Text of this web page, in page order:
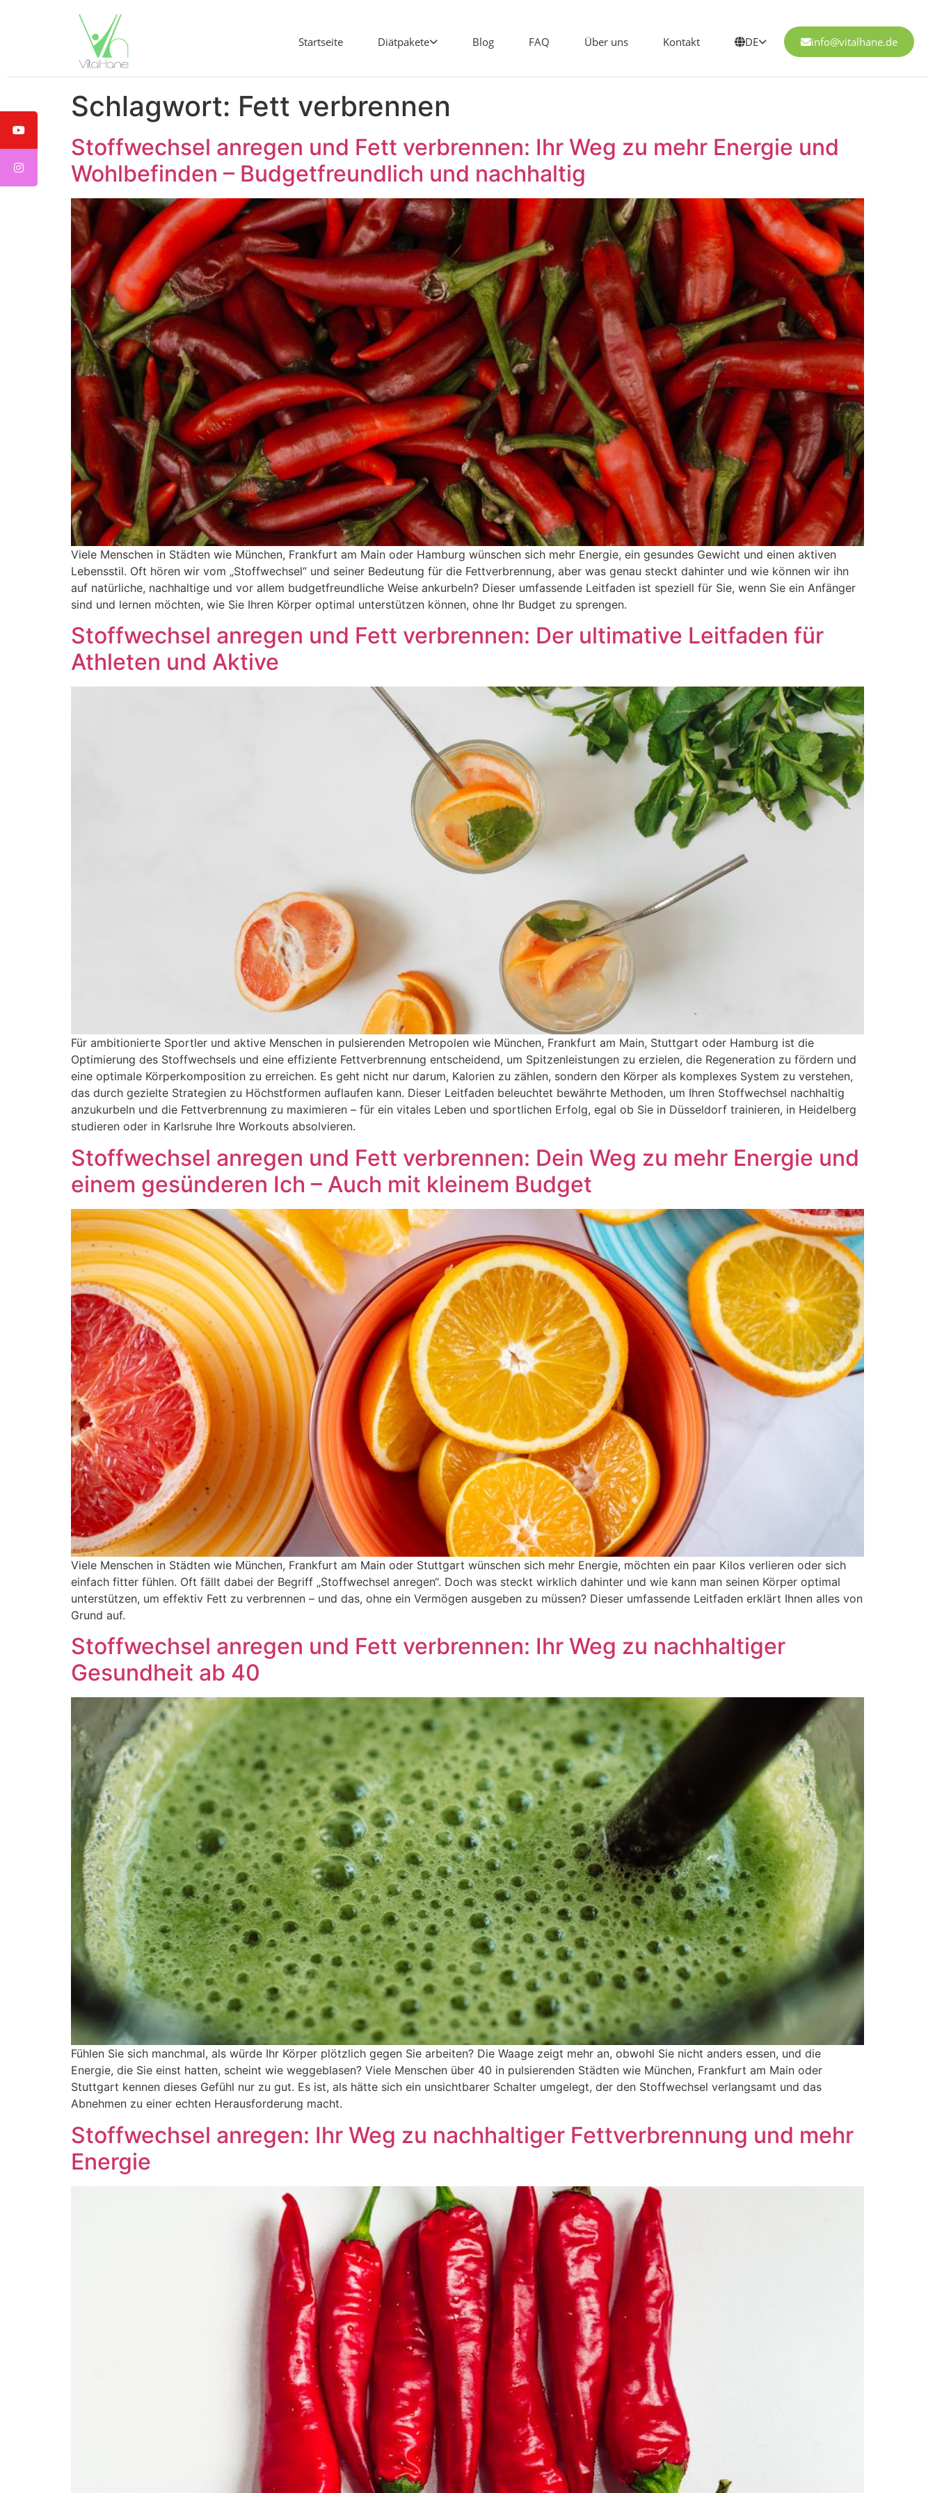
Startseite Diätpakete Blog FAQ Über uns Kontakt DE info@vitalhane.de
Schlagwort: Fett verbrennen
Stoffwechsel anregen und Fett verbrennen: Ihr Weg zu mehr Energie und
Wohlbefinden – Budgetfreundlich und nachhaltig
Viele Menschen in Städten wie München, Frankfurt am Main oder Hamburg wünschen sich mehr Energie, ein gesundes Gewicht und einen aktiven
Lebensstil. Oft hören wir vom „Stoffwechsel“ und seiner Bedeutung für die Fettverbrennung, aber was genau steckt dahinter und wie können wir ihn
auf natürliche, nachhaltige und vor allem budgetfreundliche Weise ankurbeln? Dieser umfassende Leitfaden ist speziell für Sie, wenn Sie ein Anfänger
sind und lernen möchten, wie Sie Ihren Körper optimal unterstützen können, ohne Ihr Budget zu sprengen.
Stoffwechsel anregen und Fett verbrennen: Der ultimative Leitfaden für
Athleten und Aktive
Für ambitionierte Sportler und aktive Menschen in pulsierenden Metropolen wie München, Frankfurt am Main, Stuttgart oder Hamburg ist die
Optimierung des Stoffwechsels und eine effiziente Fettverbrennung entscheidend, um Spitzenleistungen zu erzielen, die Regeneration zu fördern und
eine optimale Körperkomposition zu erreichen. Es geht nicht nur darum, Kalorien zu zählen, sondern den Körper als komplexes System zu verstehen,
das durch gezielte Strategien zu Höchstformen auflaufen kann. Dieser Leitfaden beleuchtet bewährte Methoden, um Ihren Stoffwechsel nachhaltig
anzukurbeln und die Fettverbrennung zu maximieren – für ein vitales Leben und sportlichen Erfolg, egal ob Sie in Düsseldorf trainieren, in Heidelberg
studieren oder in Karlsruhe Ihre Workouts absolvieren.
Stoffwechsel anregen und Fett verbrennen: Dein Weg zu mehr Energie und
einem gesünderen Ich – Auch mit kleinem Budget
Viele Menschen in Städten wie München, Frankfurt am Main oder Stuttgart wünschen sich mehr Energie, möchten ein paar Kilos verlieren oder sich
einfach fitter fühlen. Oft fällt dabei der Begriff „Stoffwechsel anregen“. Doch was steckt wirklich dahinter und wie kann man seinen Körper optimal
unterstützen, um effektiv Fett zu verbrennen – und das, ohne ein Vermögen ausgeben zu müssen? Dieser umfassende Leitfaden erklärt Ihnen alles von
Grund auf.
Stoffwechsel anregen und Fett verbrennen: Ihr Weg zu nachhaltiger
Gesundheit ab 40
Fühlen Sie sich manchmal, als würde Ihr Körper plötzlich gegen Sie arbeiten? Die Waage zeigt mehr an, obwohl Sie nicht anders essen, und die
Energie, die Sie einst hatten, scheint wie weggeblasen? Viele Menschen über 40 in pulsierenden Städten wie München, Frankfurt am Main oder
Stuttgart kennen dieses Gefühl nur zu gut. Es ist, als hätte sich ein unsichtbarer Schalter umgelegt, der den Stoffwechsel verlangsamt und das
Abnehmen zu einer echten Herausforderung macht.
Stoffwechsel anregen: Ihr Weg zu nachhaltiger Fettverbrennung und mehr
Energie